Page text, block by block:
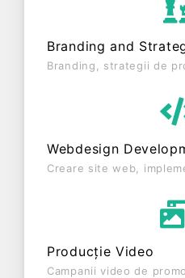
Branding and
Branding, strategii de
Webdesign
Creare site web,
Producție Video
Campanii video de